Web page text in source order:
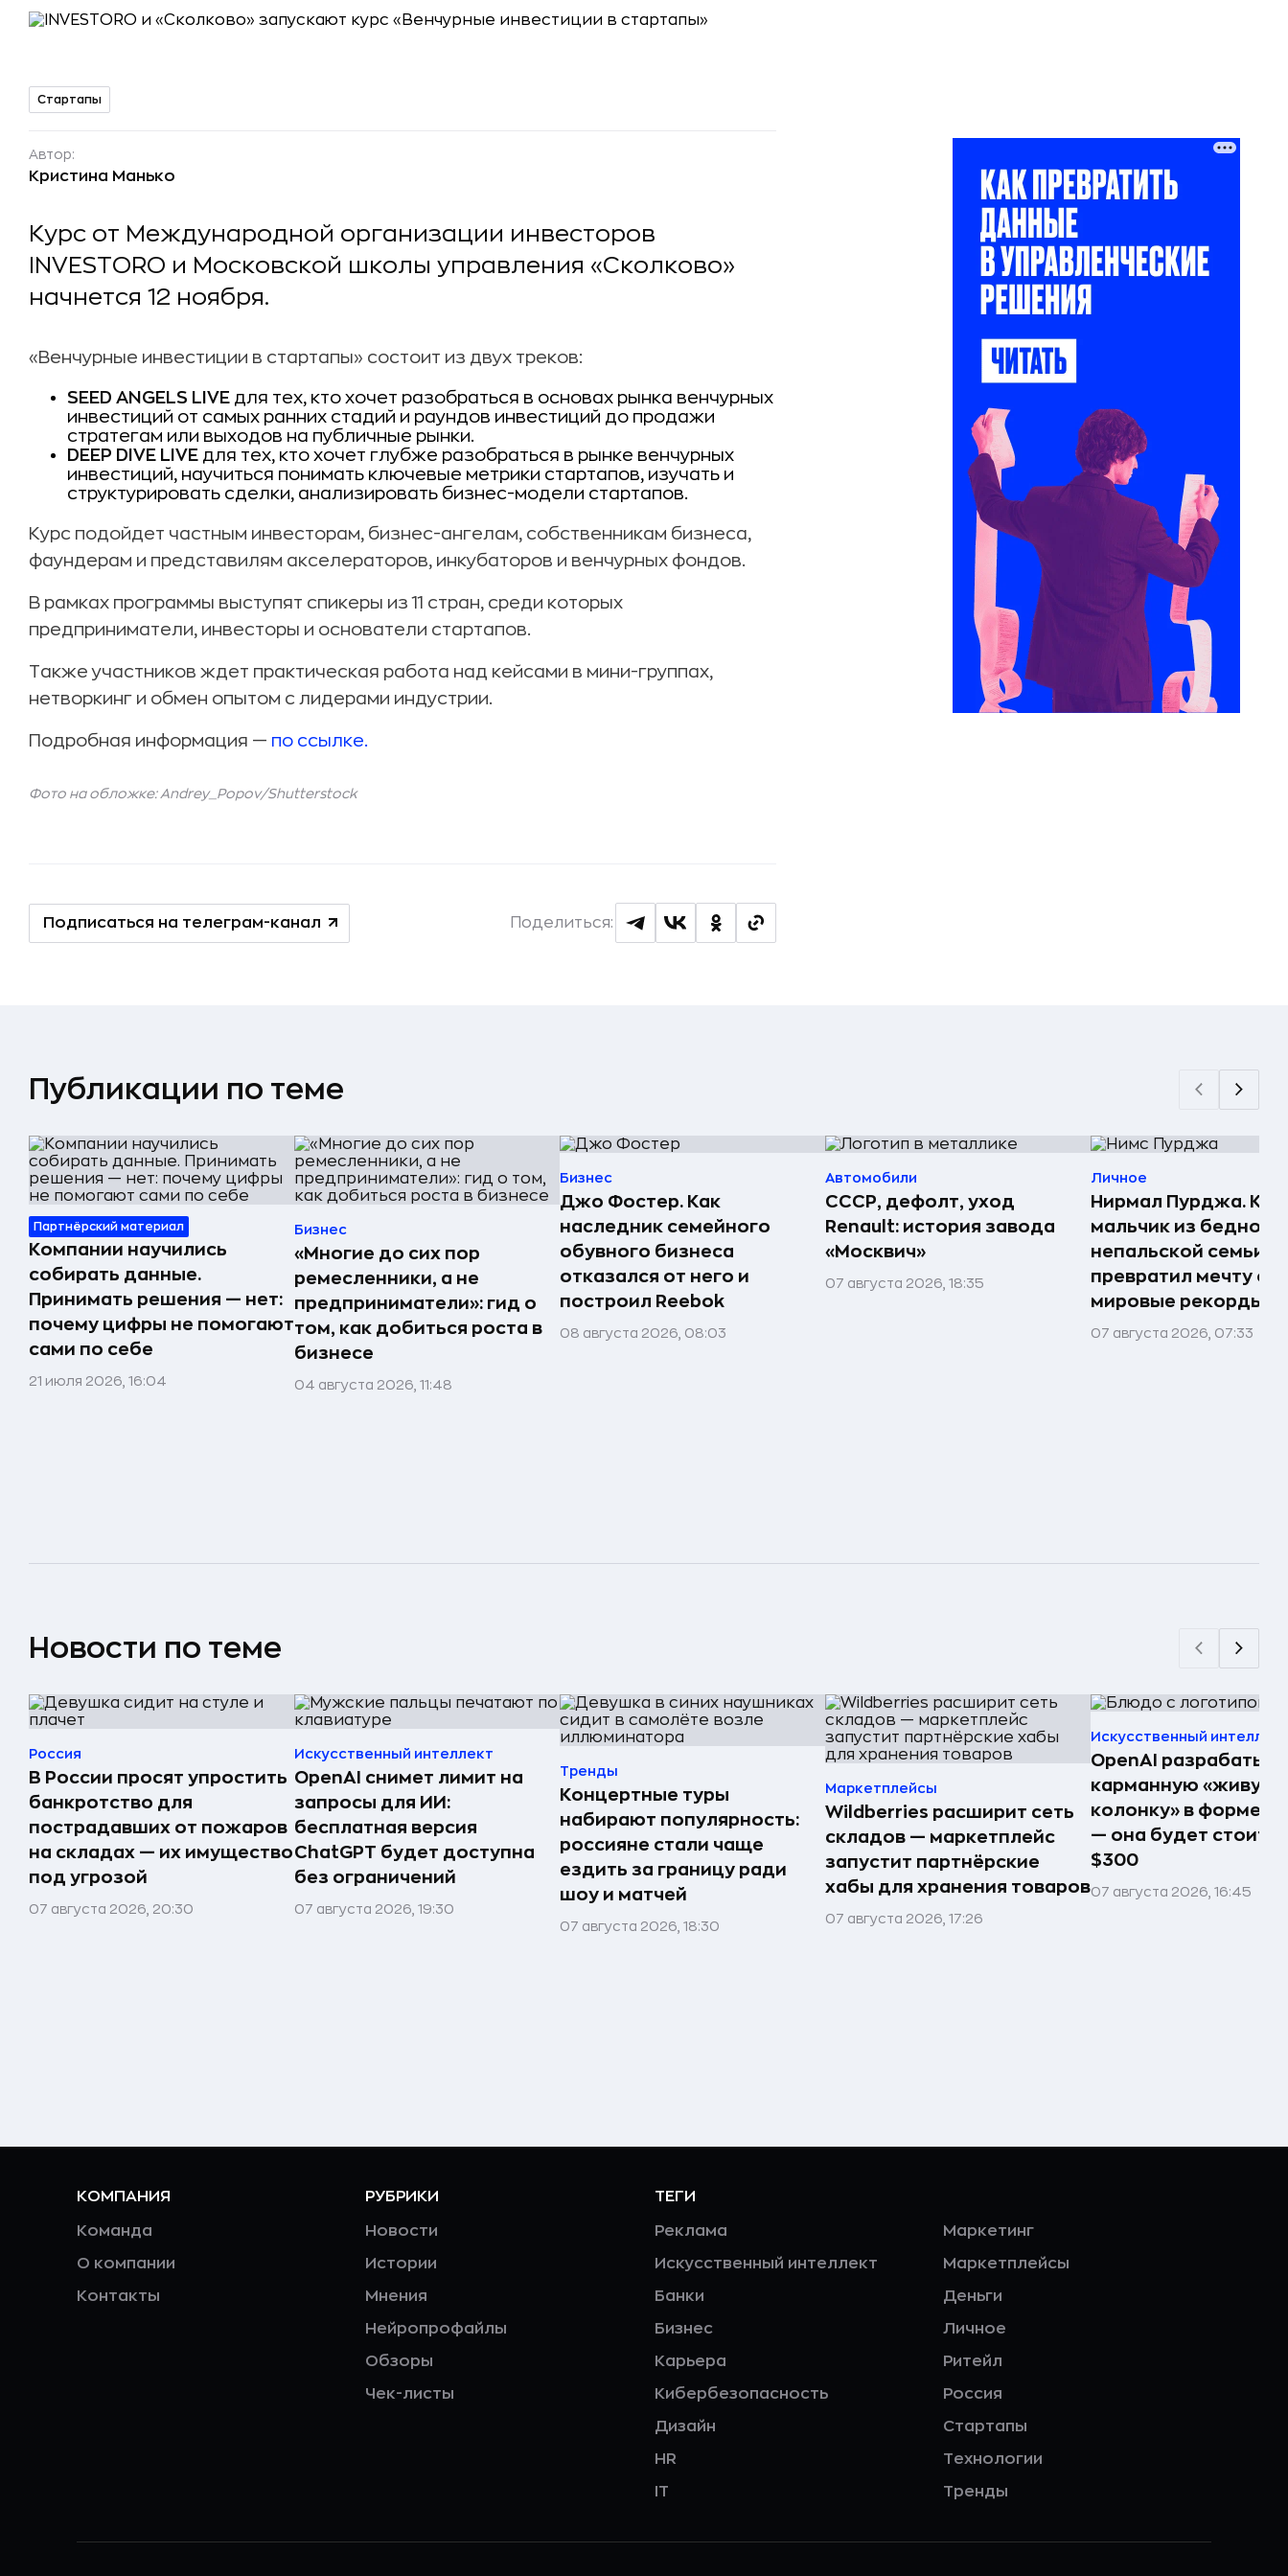
Стартапы
Автор:
Кристина Манько
Курс от Международной организации инвесторов
INVESTORO и Московской школы управления «Сколково»
начнется 12 ноября.
«Венчурные инвестиции в стартапы» состоит из двух треков:
SEED ANGELS LIVE для тех, кто хочет разобраться в основах рынка венчурных
инвестиций от самых ранних стадий и раундов инвестиций до продажи
стратегам или выходов на публичные рынки.
DEEP DIVE LIVE для тех, кто хочет глубже разобраться в рынке венчурных
инвестиций, научиться понимать ключевые метрики стартапов, изучать и
структурировать сделки, анализировать бизнес-модели стартапов.
Курс подойдет частным инвесторам, бизнес-ангелам, собственникам бизнеса,
фаундерам и представилям акселераторов, инкубаторов и венчурных фондов.
В рамках программы выступят спикеры из 11 стран, среди которых
предприниматели, инвесторы и основатели стартапов.
Также участников ждет практическая работа над кейсами в мини-группах,
нетворкинг и обмен опытом с лидерами индустрии.
Подробная информация — по ссылке.
Фото на обложке: Andrey_Popov/Shutterstock
Подписаться на телеграм-канал Поделиться:
Публикации по теме
Партнёрский материал
Компании научились
собирать данные.
Принимать решения — нет:
почему цифры не помогают
сами по себе
21 июля 2026, 16:04
Бизнес
«Многие до сих пор
ремесленники, а не
предприниматели»: гид о
том, как добиться роста в
бизнесе
04 августа 2026, 11:48
Бизнес
Джо Фостер. Как
наследник семейного
обувного бизнеса
отказался от него и
построил Reebok
08 августа 2026, 08:03
Автомобили
СССР, дефолт, уход
Renault: история завода
«Москвич»
07 августа 2026, 18:35
Личное
Нирмал Пурджа. Как
мальчик из бедной
непальской семьи
превратил мечту о
мировые рекорды и
07 августа 2026, 07:33
Новости по теме
Россия
В России просят упростить
банкротство для
пострадавших от пожаров
на складах — их имущество
под угрозой
07 августа 2026, 20:30
Искусственный интеллект
OpenAI снимет лимит на
запросы для ИИ:
бесплатная версия
ChatGPT будет доступна
без ограничений
07 августа 2026, 19:30
Тренды
Концертные туры
набирают популярность:
россияне стали чаще
ездить за границу ради
шоу и матчей
07 августа 2026, 18:30
Маркетплейсы
Wildberries расширит сеть
складов — маркетплейс
запустит партнёрские
хабы для хранения товаров
07 августа 2026, 17:26
Искусственный
OpenAI
карманную «живую
колонку» в форме
— она будет стоить
$300
07 августа 2026, 16:45
КОМПАНИЯ
Команда
О компании
Контакты
РУБРИКИ
Новости
Истории
Мнения
Нейропрофайлы
Обзоры
Чек-листы
ТЕГИ
Реклама
Искусственный интеллект
Банки
Бизнес
Карьера
Кибербезопасность
Дизайн
HR
IT
Маркетинг
Маркетплейсы
Деньги
Личное
Ритейл
Россия
Стартапы
Технологии
Тренды